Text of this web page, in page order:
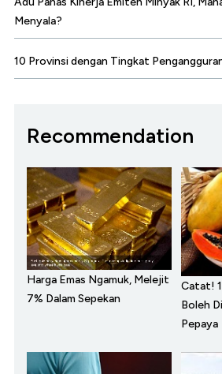
Menyala?
10 Provinsi dengan Tingkat
Recommendation
Harga Emas Ngamuk, Melejit
7% Dalam Sepekan
Catat!
Boleh
Pepaya